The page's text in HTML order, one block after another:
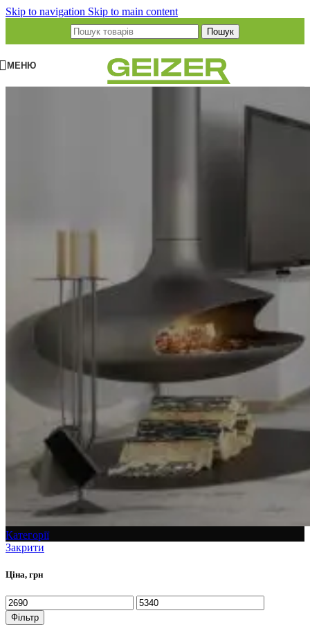
Skip to navigation Skip to main content
Пошук
МЕНЮ
Категорії
Закрити
Ціна, грн
Фільтр